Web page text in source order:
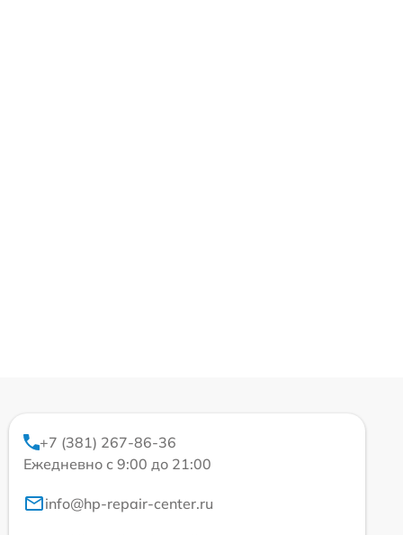
+7 (381) 267-86-36
Ежедневно с 9:00 до 21:00
info@hp-repair-center.ru